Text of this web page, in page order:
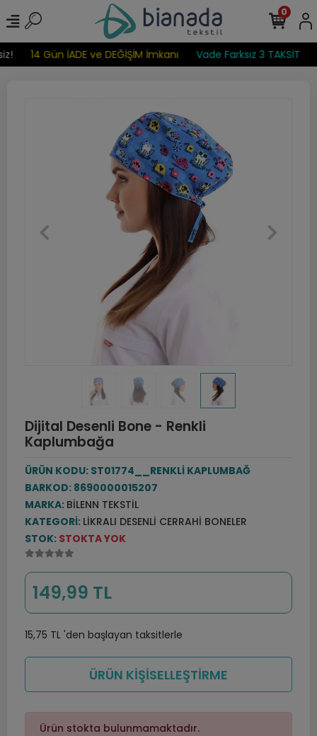
14 Gün İADE ve DEĞİŞİM İmkanı Vade Farksız 3 TAKSİT
0
Dijital Desenli Bone - Renkli
Kaplumbağa
ÜRÜN KODU: ST01774__RENKLİ KAPLUMBAĞ
BARKOD: 8690000015207
MARKA: BILENN TEKSTIL
KATEGORI: LIKRALI DESENLI CERRAHI BONELER
STOK: STOKTA YOK
149,99 TL
15,75 TL 'den başlayan taksitlerle
ÜRÜN KİŞİSELLEŞTİRME
Ürün stokta bulunmamaktadır.